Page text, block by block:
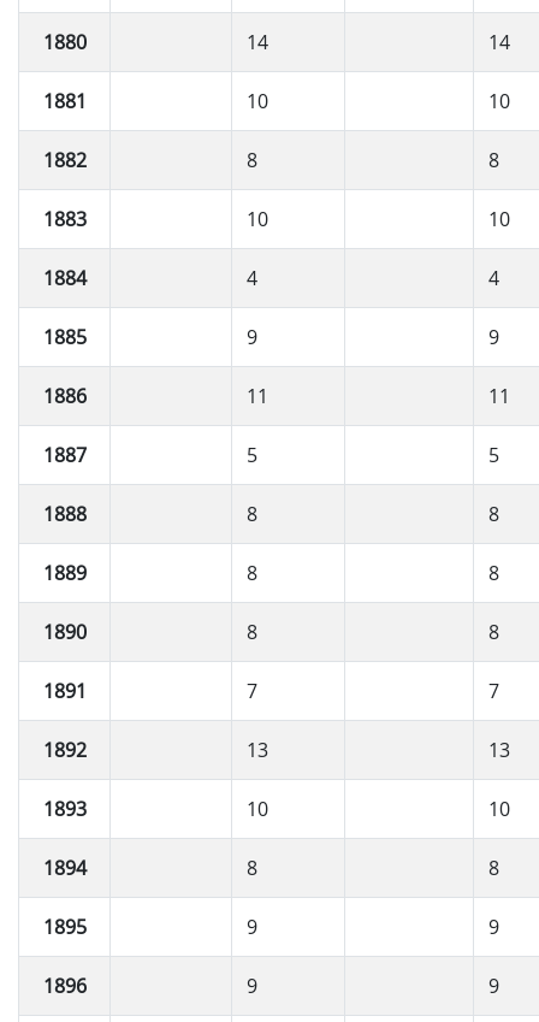
1880 14 14
1881 10 10
1882 8 8
1883 10 10
1884 4 4
1885 9 9
1886 11 11
1887 5 5
1888 8 8
1889 8 8
1890 8 8
1891 7 7
1892 13 13
1893 10 10
1894 8 8
1895 9 9
1896 9 9